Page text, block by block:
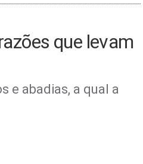
que levam
e abadias, a qual a